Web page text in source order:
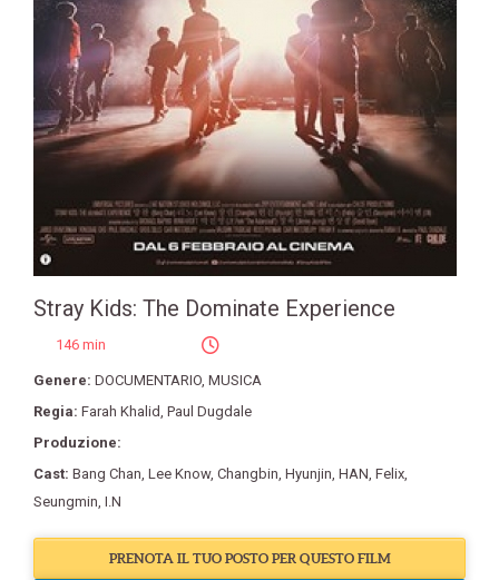
Stray Kids: The Dominate Experience
146 min
Genere: DOCUMENTARIO MUSICA
Regia: Farah Khalid Paul Dugdale
Produzione:
Cast: Bang Chan Lee Know, Changbin Hyunjin HAN Felix
Seungmin I.N
PRENOTA IL TUO POSTO PER QUESTO FILM